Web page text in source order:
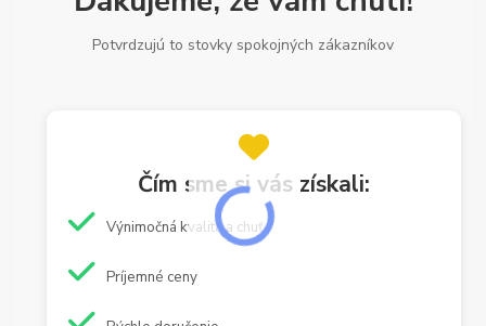
Potvrdzujú to stovky spokojných zákazníkov
Čím sme si vás získali:
Výnimočná kvalita a chuť
Príjemné ceny